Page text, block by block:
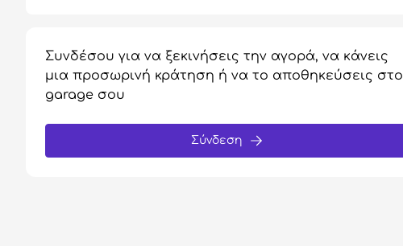
Συνδέσου για να ξεκινήσεις την αγορά, να κάνεις
μια προσωρινή κράτηση ή να το αποθηκεύσεις στο
garage σου
Σύνδεση